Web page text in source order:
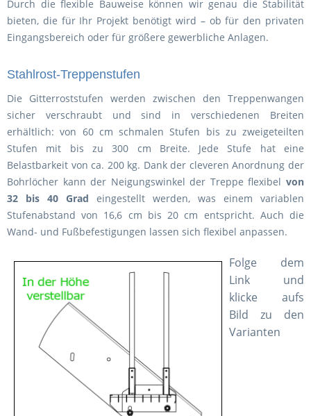
Durch die flexible Bauweise können wir genau die Stabilität
bieten, die für Ihr Projekt benötigt wird – ob für den privaten
Eingangsbereich oder für größere gewerbliche Anlagen.
Stahlrost-Treppenstufen
Die Gitterroststufen werden zwischen den Treppenwangen
sicher verschraubt und sind in verschiedenen Breiten
erhältlich: von 60 cm schmalen Stufen bis zu zweigeteilten
Stufen mit bis zu 300 cm Breite. Jede Stufe hat eine
Belastbarkeit von ca. 200 kg. Dank der cleveren Anordnung der
Bohrlöcher kann der Neigungswinkel der Treppe flexibel von
32 bis 40 Grad eingestellt werden, was einem variablen
Stufenabstand von 16,6 cm bis 20 cm entspricht. Auch die
Wand- und Fußbefestigungen lassen sich flexibel anpassen.
Folge dem
Link und
klicke aufs
Bild zu den
Varianten